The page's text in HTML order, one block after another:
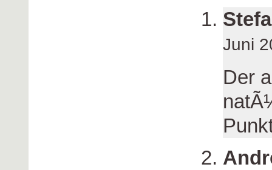
Juni
Der